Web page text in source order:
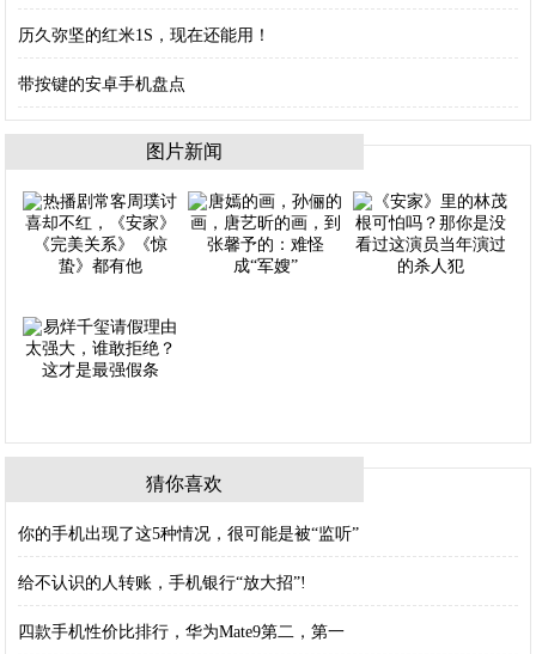
历久弥坚的红米1S，现在还能用！
带按键的安卓手机盘点
图片新闻
猜你喜欢
你的手机出现了这5种情况，很可能是被“监听”
给不认识的人转账，手机银行“放大招”!
四款手机性价比排行，华为Mate9第二，第一